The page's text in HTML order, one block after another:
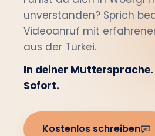
unverstanden? Sprich
Videoanruf mit
aus der Türkei.
In deiner
Sofort.
Kostenlos schreiben